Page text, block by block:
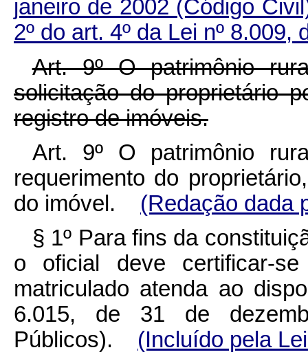
janeiro de 2002 (Código
2º do art. 4º da Lei nº
Art. 9º O patrimônio
solicitação do proprietário
registro de imóveis.
Art. 9º O patrimônio
requerimento do
do imóvel. (Redação dada
§ 1º Para fins da
o oficial deve certificar-
matriculado atenda ao
6.015, de 31 de
Públicos). (Incluído pela